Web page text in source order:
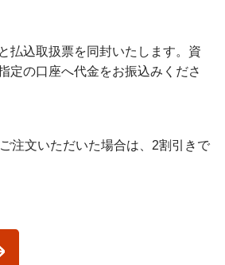
払込取扱票を同封いたします。資
定の口座へ代金をお振込みくださ
注文いただいた場合は、2割引きで